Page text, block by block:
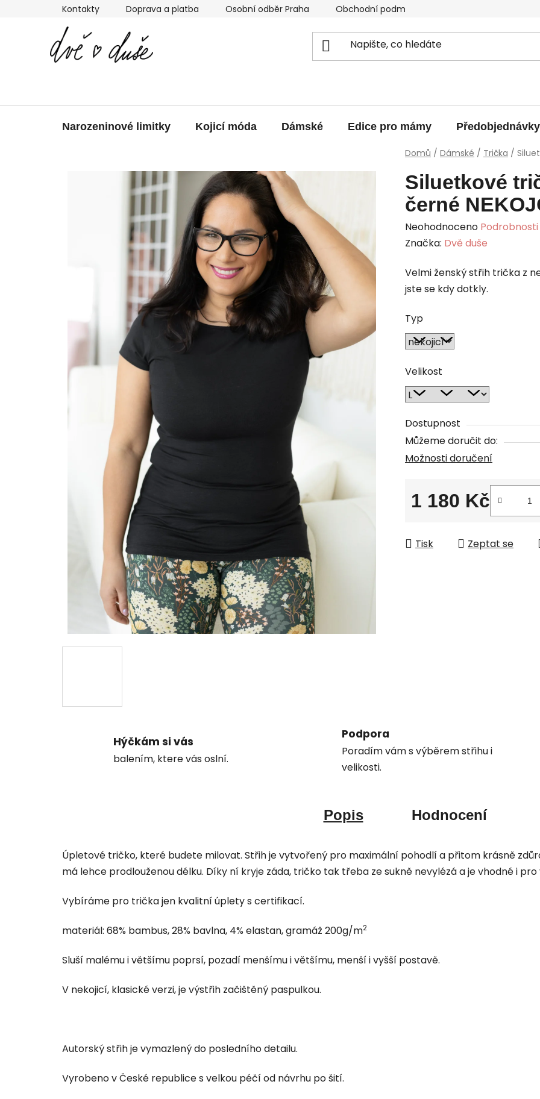
Kontakty Doprava a platba Osobní odběr Praha Obchodní podmínky
Narozeninové limitky Kojicí móda Dámské Edice pro mámy Předobjednávky
Domů / Dámské / Trička /
Siluetkové
černé
Průměrné
hodnocení
je
0,0
5
hvězdiček.
Neohodnoceno
Značka: Dvě duše
Velmi ženský střih trička z
jste se kdy dotkly.
Typ
Velikost
Dostupnost
Můžeme doručit do:
Možnosti doručení
1 180 Kč
Tisk
Zeptat se
Hýčkám si vás
balením, ktere vás oslní.
Podpora
Poradím vám s výběrem střihu i
velikosti.
Popis Hodnocení
Úpletové tričko, které budete milovat. Střih je vytvořený pro maximální pohodlí a přitom krásně
má lehce prodlouženou délku. Díky ní kryje záda, tričko tak třeba ze sukně nevylézá a je vhodné i pro
Vybíráme pro trička jen kvalitní úplety s certifikací.
materiál: 68% bambus, 28% bavlna, 4% elastan, gramáž 200g/m2
Sluší malému i většímu poprsí, pozadí menšímu i většímu, menší i vyšší postavě.
V nekojicí, klasické verzi, je výstřih začištěný paspulkou.
Autorský střih je vymazlený do posledního detailu.
Vyrobeno v České republice s velkou péčí od návrhu po šití.